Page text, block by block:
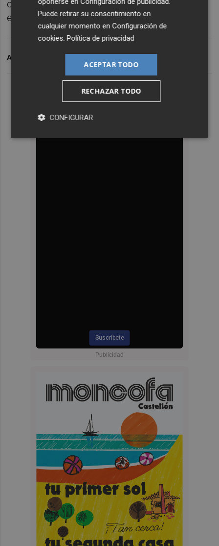
Suscríbete
convirtiéndose en una fuente de riqueza y
empleo para nuestra población”.
ARCHIVADO EN
Puede retirar su consentimiento en
cualquier momento enConfiguración de
cookies.Política de privacidad
ACEPTAR TODO
RECHAZAR TODO
CONFIGURAR